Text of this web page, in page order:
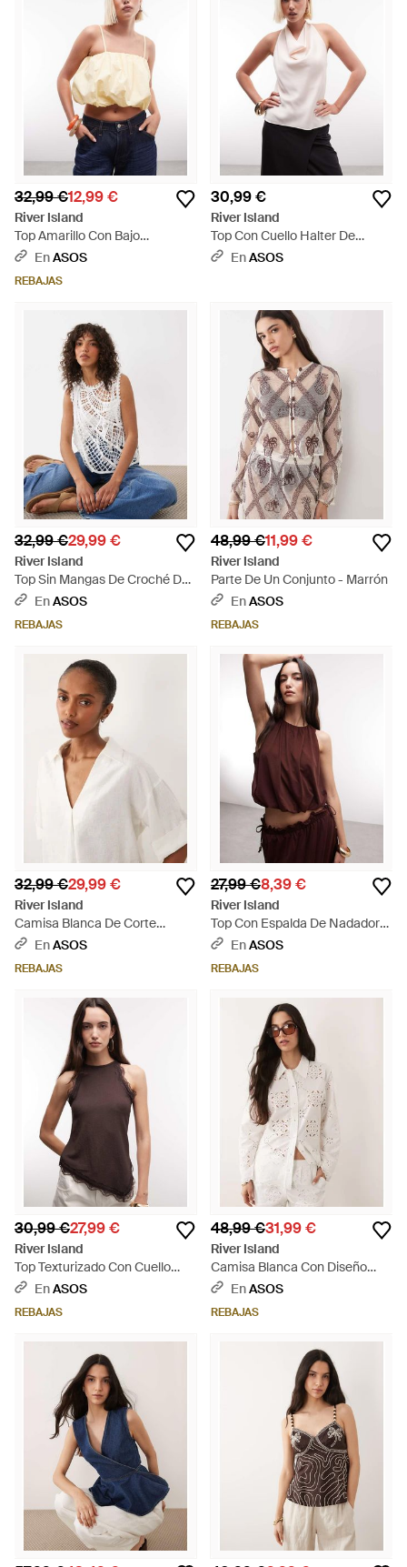
32,99 €12,99 €
River Island
Top Amarillo Con Bajo
Abullonado De Popelina - Azul
EnASOS
REBAJAS
30,99 €
River Island
Top Con Cuello Halter De
Satén-Blanco - Blanco
EnASOS
32,99 €29,99 €
River Island
Top Sin Mangas De Croché De
- Blanco
EnASOS
REBAJAS
48,99 €11,99 €
River Island
Parte De Un Conjunto - Marrón
EnASOS
REBAJAS
32,99 €29,99 €
River Island
Camisa Blanca De Corte
Cuadrado De Tejido Efecto Lino
Blanco
EnASOS
REBAJAS
27,99 €8,39 €
River Island
Top Con Espalda De Nadadora
Y Bajo Abullonado De Chifón De
EnASOS
REBAJAS
30,99 €27,99 €
River Island
Top Texturizado Con Cuello
Halter Y Ribete De Encaje De -
EnASOS
REBAJAS
48,99 €31,99 €
River Island
Camisa Blanca Con Diseño
Calado De Popelina De (Parte
EnASOS
REBAJAS